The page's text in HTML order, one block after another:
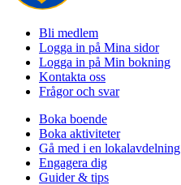
Bli medlem
Logga in på Mina sidor
Logga in på Min bokning
Kontakta oss
Frågor och svar
Boka boende
Boka aktiviteter
Gå med i en lokalavdelning
Engagera dig
Guider & tips